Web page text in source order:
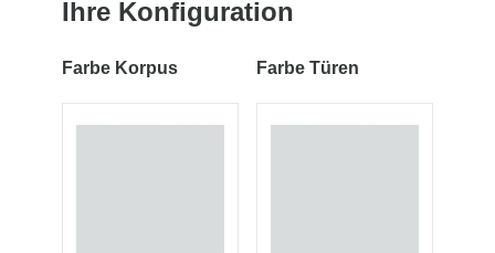
Ihre Konfiguration
Farbe Korpus Farbe Türen